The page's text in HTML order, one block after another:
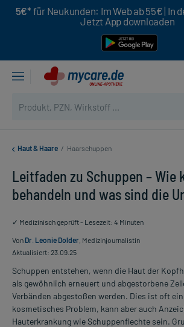
5€* für Neukunden: Im Web ab 55€ | In
Jetzt App downloaden
Haut & Haare / Haarschuppen
Leitfaden zu Schuppen – Wie
behandeln und was sind die
✓ Medizinisch geprüft - Lesezeit: 4 Minuten
Von Dr. Leonie Dolder, Medizinjournalistin
Aktualisiert: 23.09.25
Schuppen entstehen, wenn die Haut der
als gewöhnlich erneuert und abgestorbene
Verbänden abgestoßen werden. Dies ist oft
kosmetisches Problem, kann aber auch
Hauterkrankung wie Schuppenflechte sein.